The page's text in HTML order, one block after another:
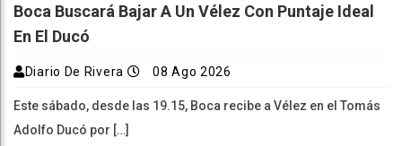
Boca Buscará Bajar A Un Vélez Con Puntaje Ideal
En El Ducó
Diario De Rivera 08 Ago 2026
Este sábado, desde las 19.15, Boca recibe a Vélez en el Tomás
Adolfo Ducó por […]